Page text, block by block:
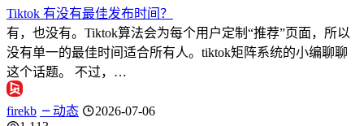
Tiktok 有没有最佳发布时间？
有，也没有。Tiktok算法会为每个用户定制“推荐”页面，所以
没有单一的最佳时间适合所有人。tiktok矩阵系统的小编聊聊
这个话题。 不过，…
firekb 动态
2026-07-06